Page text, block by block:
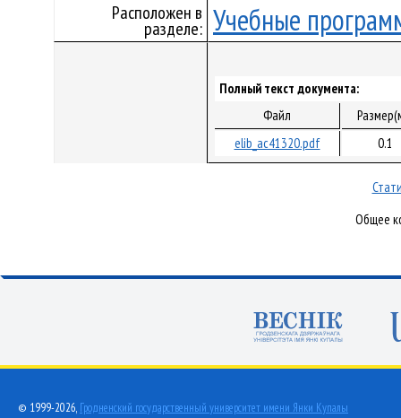
Расположен в
разделе: Учебные
Полный текст документа:
Файл
elib_ac41320.pdf
0.1
Общее
© 1999-2026, Гродненский государственный университет имени Янки Купалы